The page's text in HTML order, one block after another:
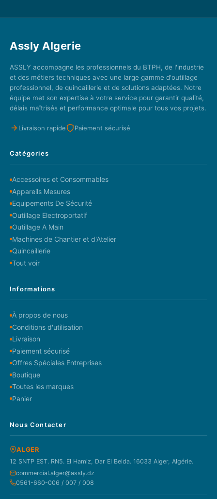
Assly Algerie
ASSLY accompagne les professionnels du BTPH, de l'industrie
et des métiers techniques avec une large gamme d'outillage
professionnel, de quincaillerie et de solutions adaptées. Notre
équipe met son expertise à votre service pour garantir qualité,
délais maîtrisés et performance optimale pour tous vos projets.
Livraison rapide Paiement sécurisé
Catégories
Accessoires et Consommables
Appareils Mesures
Equipements De Sécurité
Outillage Electroportatif
Outillage A Main
Machines de Chantier et d'Atelier
Quincaillerie
Tout voir
Informations
À propos de nous
Conditions d'utilisation
Livraison
Paiement sécurisé
Offres Spéciales Entreprises
Boutique
Toutes les marques
Panier
Nous Contacter
ALGER
12 SNTP EST. RN5. El Hamiz, Dar El Beida. 16033 Alger, Algérie.
commercial.alger@assly.dz
0561-660-006 / 007 / 008